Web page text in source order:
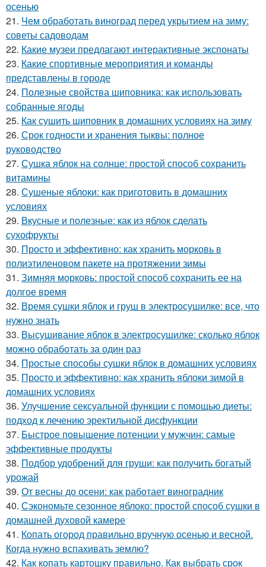
осенью
21. Чем обработать виноград перед укрытием на зиму:
советы садоводам
22. Какие музеи предлагают интерактивные экспонаты
23. Какие спортивные мероприятия и команды
представлены в городе
24. Полезные свойства шиповника: как использовать
собранные ягоды
25. Как сушить шиповник в домашних условиях на зиму
26. Срок годности и хранения тыквы: полное
руководство
27. Сушка яблок на солнце: простой способ сохранить
витамины
28. Сушеные яблоки: как приготовить в домашних
условиях
29. Вкусные и полезные: как из яблок сделать
сухофрукты
30. Просто и эффективно: как хранить морковь в
полиэтиленовом пакете на протяжении зимы
31. Зимняя морковь: простой способ сохранить ее на
долгое время
32. Время сушки яблок и груш в электросушилке: все, что
нужно знать
33. Высушивание яблок в электросушилке: сколько яблок
можно обработать за один раз
34. Простые способы сушки яблок в домашних условиях
35. Просто и эффективно: как хранить яблоки зимой в
домашних условиях
36. Улучшение сексуальной функции с помощью диеты:
подход к лечению эректильной дисфункции
37. Быстрое повышение потенции у мужчин: самые
эффективные продукты
38. Подбор удобрений для груши: как получить богатый
урожай
39. От весны до осени: как работает виноградник
40. Сэкономьте сезонное яблоко: простой способ сушки в
домашней духовой камере
41. Копать огород правильно вручную осенью и весной.
Когда нужно вспахивать землю?
42. Как копать картошку правильно. Как выбрать срок